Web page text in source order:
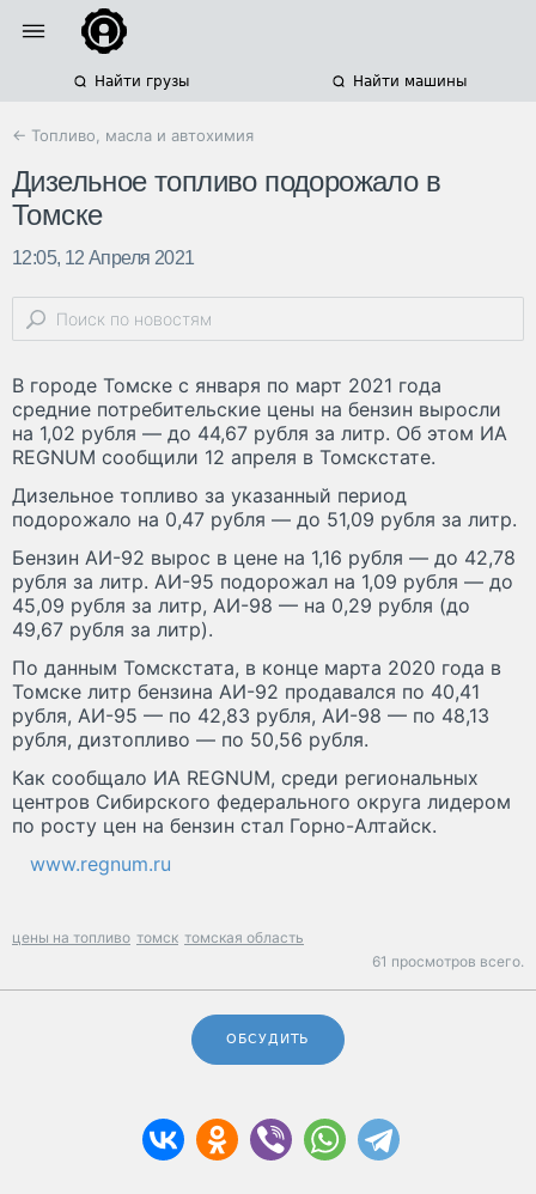
Найти грузы Найти машины
← Топливо, масла и автохимия
Дизельное топливо подорожало в
Томске
12:05, 12 Апреля 2021
В городе Томске с января по март 2021 года
средние потребительские цены на бензин выросли
на 1,02 рубля — до 44,67 рубля за литр. Об этом ИА
REGNUM сообщили 12 апреля в Томскстате.
Дизельное топливо за указанный период
подорожало на 0,47 рубля — до 51,09 рубля за литр.
Бензин АИ-92 вырос в цене на 1,16 рубля — до 42,78
рубля за литр. АИ-95 подорожал на 1,09 рубля — до
45,09 рубля за литр, АИ-98 — на 0,29 рубля (до
49,67 рубля за литр).
По данным Томскстата, в конце марта 2020 года в
Томске литр бензина АИ-92 продавался по 40,41
рубля, АИ-95 — по 42,83 рубля, АИ-98 — по 48,13
рубля, дизтопливо — по 50,56 рубля.
Как сообщало ИА REGNUM, среди региональных
центров Сибирского федерального округа лидером
по росту цен на бензин стал Горно-Алтайск.
www.regnum.ru
цены на топливо томск томская область
61 просмотров всего.
ОБСУДИТЬ